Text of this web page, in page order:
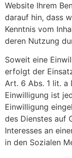
Website Ihrem
darauf hin, dass
Kenntnis vom
deren Nutzung
Soweit eine
erfolgt der
Art. 6 Abs. 1 lit. a
Einwilligung ist
Einwilligung
des Dienstes auf
Interesses an
in den Sozialen